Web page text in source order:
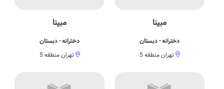
مبینا
دخترانه - دبستان
تهران منطقه 5
مبینا
دخترانه - دبستان
تهران منطقه 5